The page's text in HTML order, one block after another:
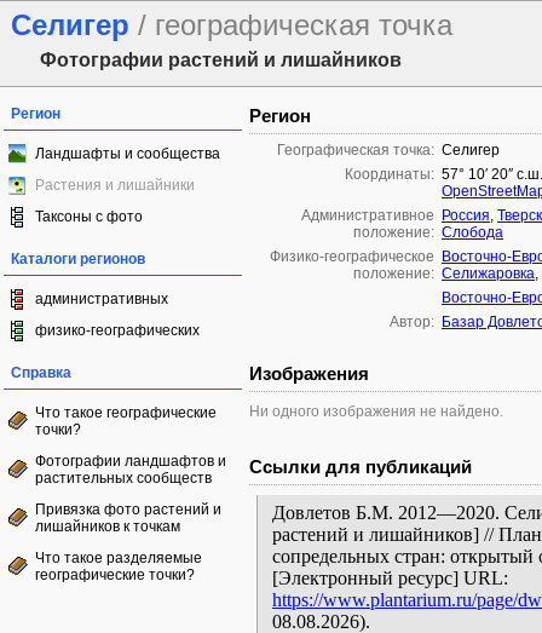
Селигер / географическая точка
Фотографии растений и лишайников
Регион
Ландшафты и сообщества
Растения и лишайники
Таксоны с фото
Каталоги регионов
административных
физико-географических
Справка
Что такое географические
точки?
Фотографии ландшафтов и
растительных сообществ
Привязка фото растений и
лишайников к точкам
Что такое разделяемые
географические точки?
Регион
Географическая точка: Селигер
Координаты: 57° 10′ 20″
Административное
положение:
Россия,
Слобода
Физико-географическое
положение:
Восточно-
Селижаровка,
Восточно-
Автор: Базар
Изображения
Ни одного изображения не найдено.
Ссылки для публикаций
Довлетов Б.М. 2012—2020.
растений и лишайников] //
сопредельных стран: открытый
[Электронный ресурс] URL:
https://www.plantarium.ru/page/
08.08.2026).